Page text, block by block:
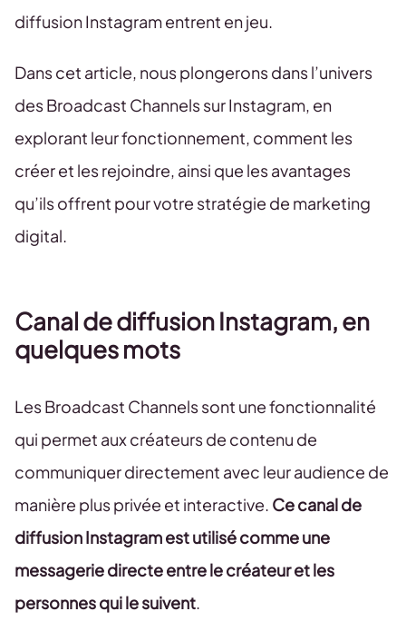
diffusion Instagram entrent en jeu.
Dans cet article, nous plongerons dans l’univers
des Broadcast Channels sur Instagram, en
explorant leur fonctionnement, comment les
créer et les rejoindre, ainsi que les avantages
qu’ils offrent pour votre stratégie de marketing
digital.
Canal de diffusion Instagram, en
quelques mots
Les Broadcast Channels sont une fonctionnalité
qui permet aux créateurs de contenu de
communiquer directement avec leur audience de
manière plus privée et interactive. Ce canal de
diffusion Instagram est utilisé comme une
messagerie directe entre le créateur et les
personnes qui le suivent.